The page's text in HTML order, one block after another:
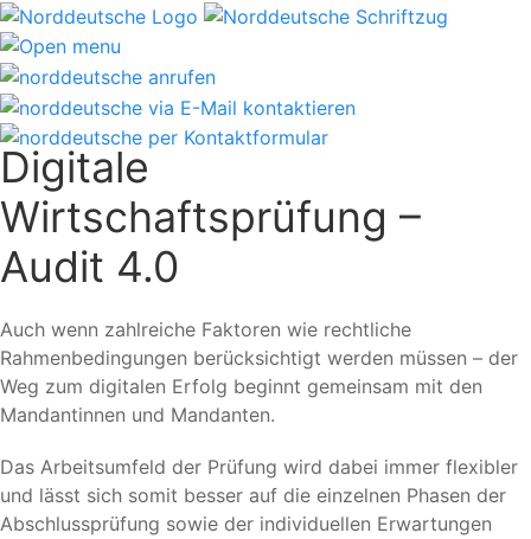
Digitale
Wirtschaftsprüfung –
Audit 4.0
Auch wenn zahlreiche Faktoren wie rechtliche
Rahmenbedingungen berücksichtigt werden müssen – der
Weg zum digitalen Erfolg beginnt gemeinsam mit den
Mandantinnen und Mandanten.
Das Arbeitsumfeld der Prüfung wird dabei immer flexibler
und lässt sich somit besser auf die einzelnen Phasen der
Abschlussprüfung sowie der individuellen Erwartungen